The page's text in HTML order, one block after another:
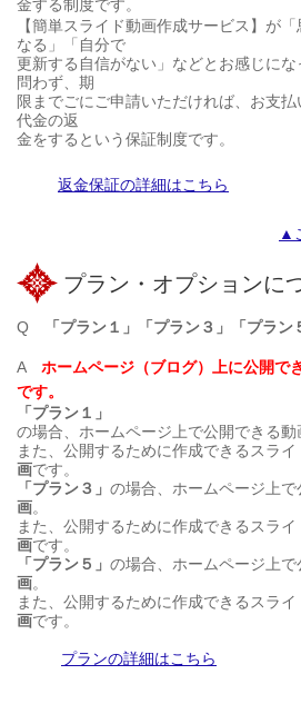
金する制度です。
【簡単スライド動画作成サービス】が
なる」「自分で
更新する自信がない」などとお感じに
問わず、期
限までごにご申請いただければ、お支
代金の返
金をするという保証制度です。
返金保証の詳細はこちら
▲
プラン・オプションに
Q 「プラン１」「プラン３」「プラ
A ホームページ（ブログ）上に公開で
です。
「プラン１」
の場合、ホームページ上で公開できる動
また、公開するために作成できるスラ
画です。
「プラン３」 の場合、ホームページ上
画。
また、公開するために作成できるスラ
画です。
「プラン５」 の場合、ホームページ上
画。
また、公開するために作成できるスラ
画です。
プランの詳細はこちら